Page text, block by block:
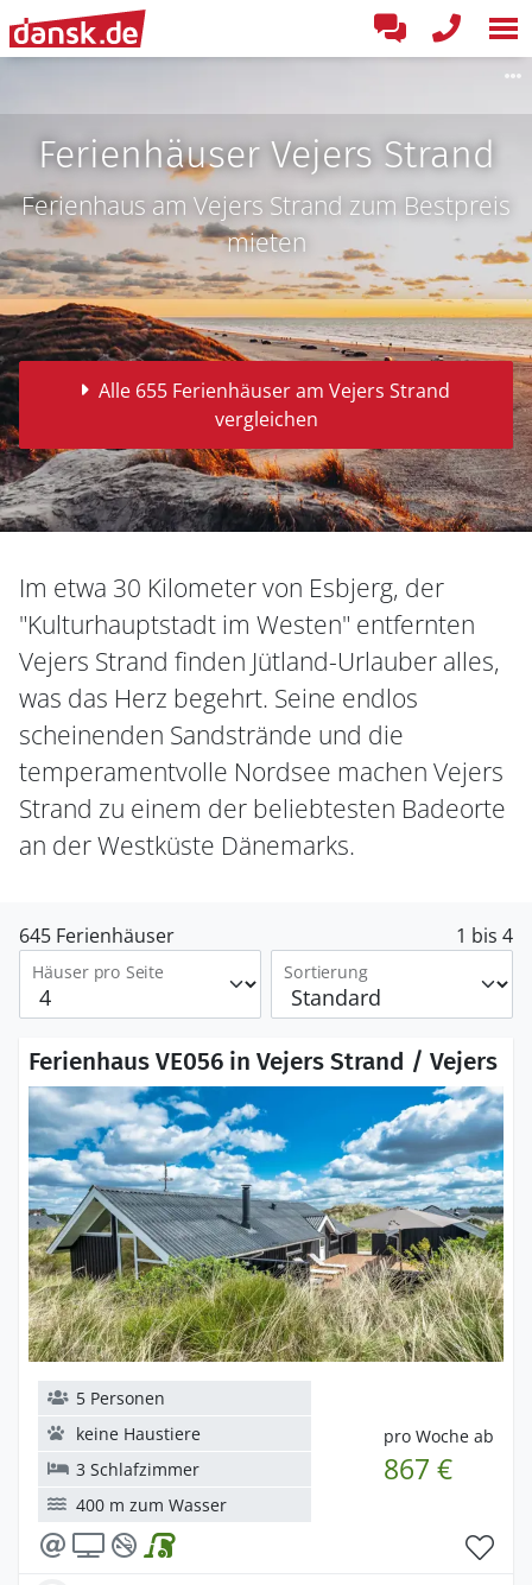
Ferienhäuser Vejers Strand
Ferienhaus am Vejers Strand zum Bestpreis
mieten
Alle 655 Ferienhäuser am Vejers Strand
vergleichen
Im etwa 30 Kilometer von Esbjerg, der
"Kulturhauptstadt im Westen" entfernten
Vejers Strand finden Jütland-Urlauber alles,
was das Herz begehrt. Seine endlos
scheinenden Sandstrände und die
temperamentvolle Nordsee machen Vejers
Strand zu einem der beliebtesten Badeorte
an der Westküste Dänemarks.
645 Ferienhäuser 1 bis 4
Häuser pro Seite Sortierung
Ferienhaus VE056 in Vejers Strand / Vejers
pro Woche ab
867 €
5 Personen
keine Haustiere
3 Schlafzimmer
400 m zum Wasser